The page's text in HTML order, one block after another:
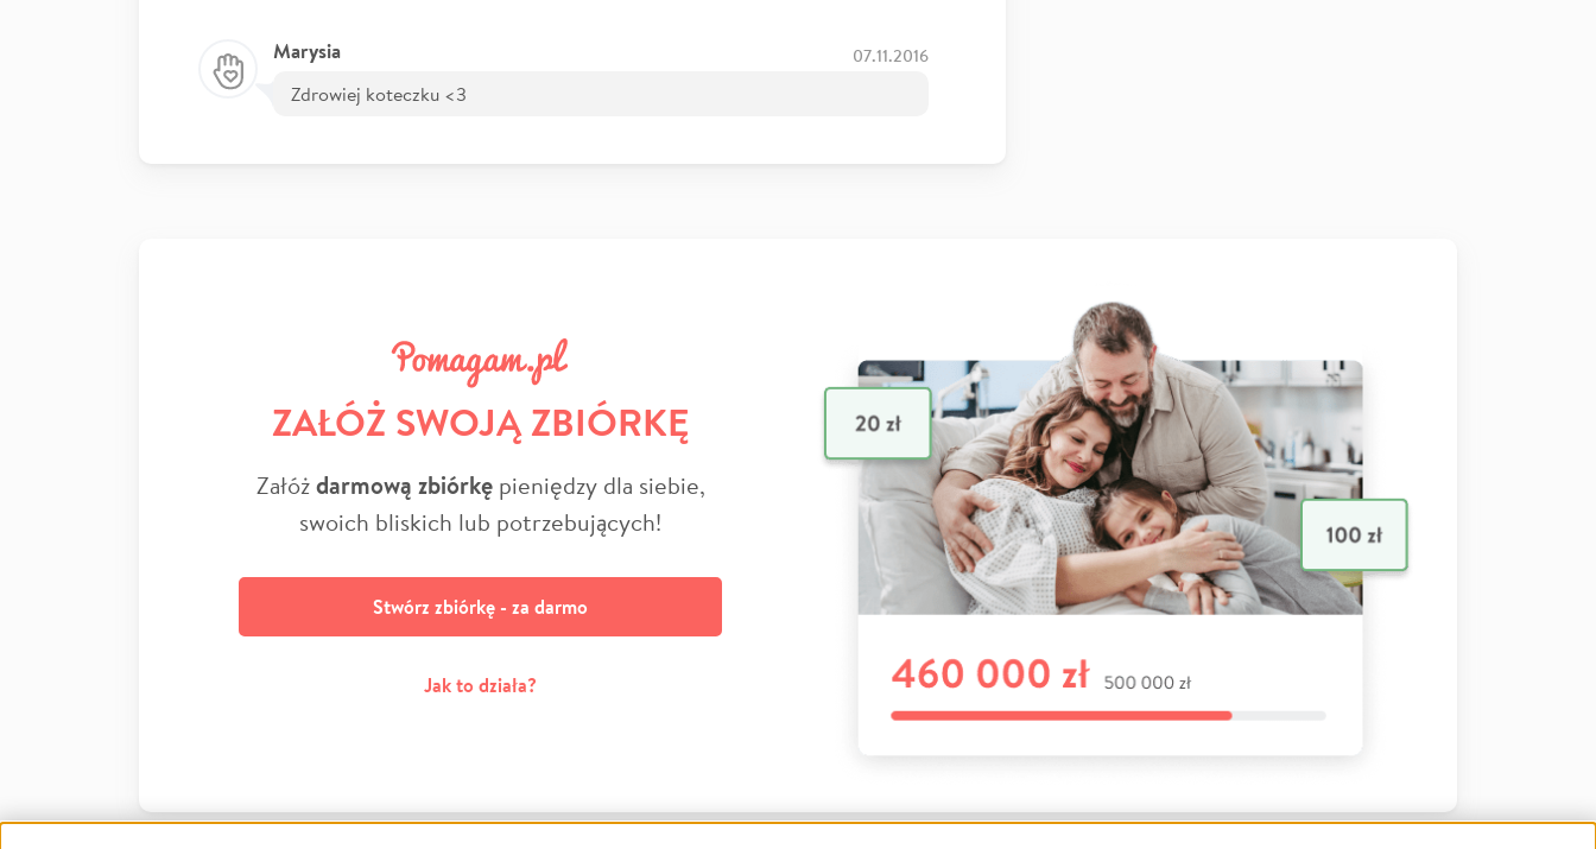
Marysia 07.11.2016
Zdrowiej koteczku <3
ZAŁÓŻ SWOJĄ ZBIÓRKĘ
Załóżdarmową zbiórkępieniędzy dla siebie,
swoich bliskich lub potrzebujących!
Stwórz zbiórkę - za darmo
Jak to działa?